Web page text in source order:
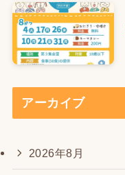
アーカイブ
2026年8月